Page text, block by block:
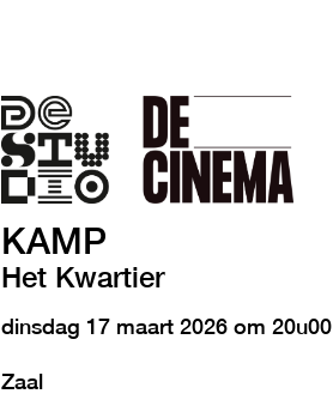
KAMP
Het Kwartier
dinsdag 17 maart 2026 om 20u00
Zaal